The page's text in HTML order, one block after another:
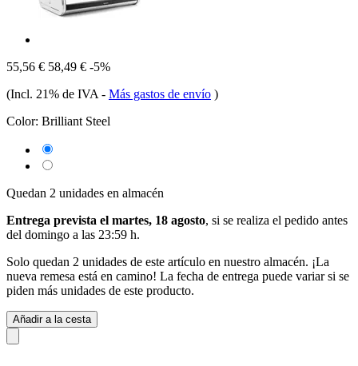
55,56 € 58,49 € -5%
(Incl. 21% de IVA - Más gastos de envío )
Color: Brilliant Steel
Quedan 2 unidades en almacén
Entrega prevista el martes, 18 agosto, si se realiza el pedido antes
del domingo a las 23:59 h.
Solo quedan 2 unidades de este artículo en nuestro almacén. ¡La
nueva remesa está en camino! La fecha de entrega puede variar si se
piden más unidades de este producto.
Añadir a la cesta